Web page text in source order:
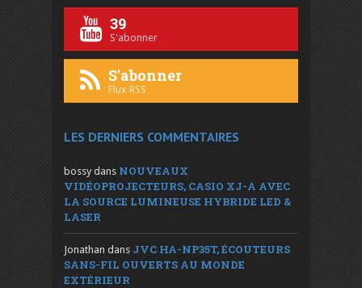
39
S'abonner
S'abonner
Flux RSS
LES DERNIERS COMMENTAIRES
bossy dans NOUVEAUX
VIDÉOPROJECTEURS, CASIO XJ-A AVEC
LA SOURCE LUMINEUSE HYBRIDE LED &
LASER
Jonathan dans JVC HA-NP35T, ÉCOUTEURS
SANS-FIL OUVERTS AU MONDE
EXTÉRIEUR